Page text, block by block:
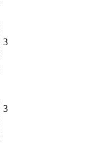
3
3